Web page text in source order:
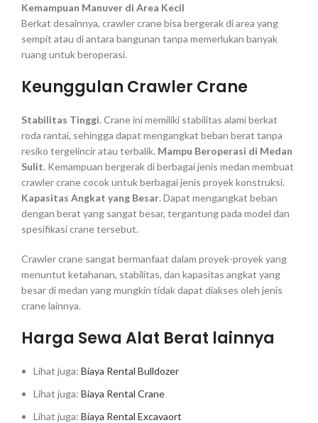
Kemampuan Manuver di Area Kecil
Berkat desainnya, crawler crane bisa bergerak di area yang
sempit atau di antara bangunan tanpa memerlukan banyak
ruang untuk beroperasi.
Keunggulan Crawler Crane
Stabilitas Tinggi. Crane ini memiliki stabilitas alami berkat
roda rantai, sehingga dapat mengangkat beban berat tanpa
resiko tergelincir atau terbalik. Mampu Beroperasi di Medan
Sulit. Kemampuan bergerak di berbagai jenis medan membuat
crawler crane cocok untuk berbagai jenis proyek konstruksi.
Kapasitas Angkat yang Besar. Dapat mengangkat beban
dengan berat yang sangat besar, tergantung pada model dan
spesifikasi crane tersebut.
Crawler crane sangat bermanfaat dalam proyek-proyek yang
menuntut ketahanan, stabilitas, dan kapasitas angkat yang
besar di medan yang mungkin tidak dapat diakses oleh jenis
crane lainnya.
Harga Sewa Alat Berat lainnya
Lihat juga: Biaya Rental Bulldozer
Lihat juga: Biaya Rental Crane
Lihat juga: Biaya Rental Excavaort